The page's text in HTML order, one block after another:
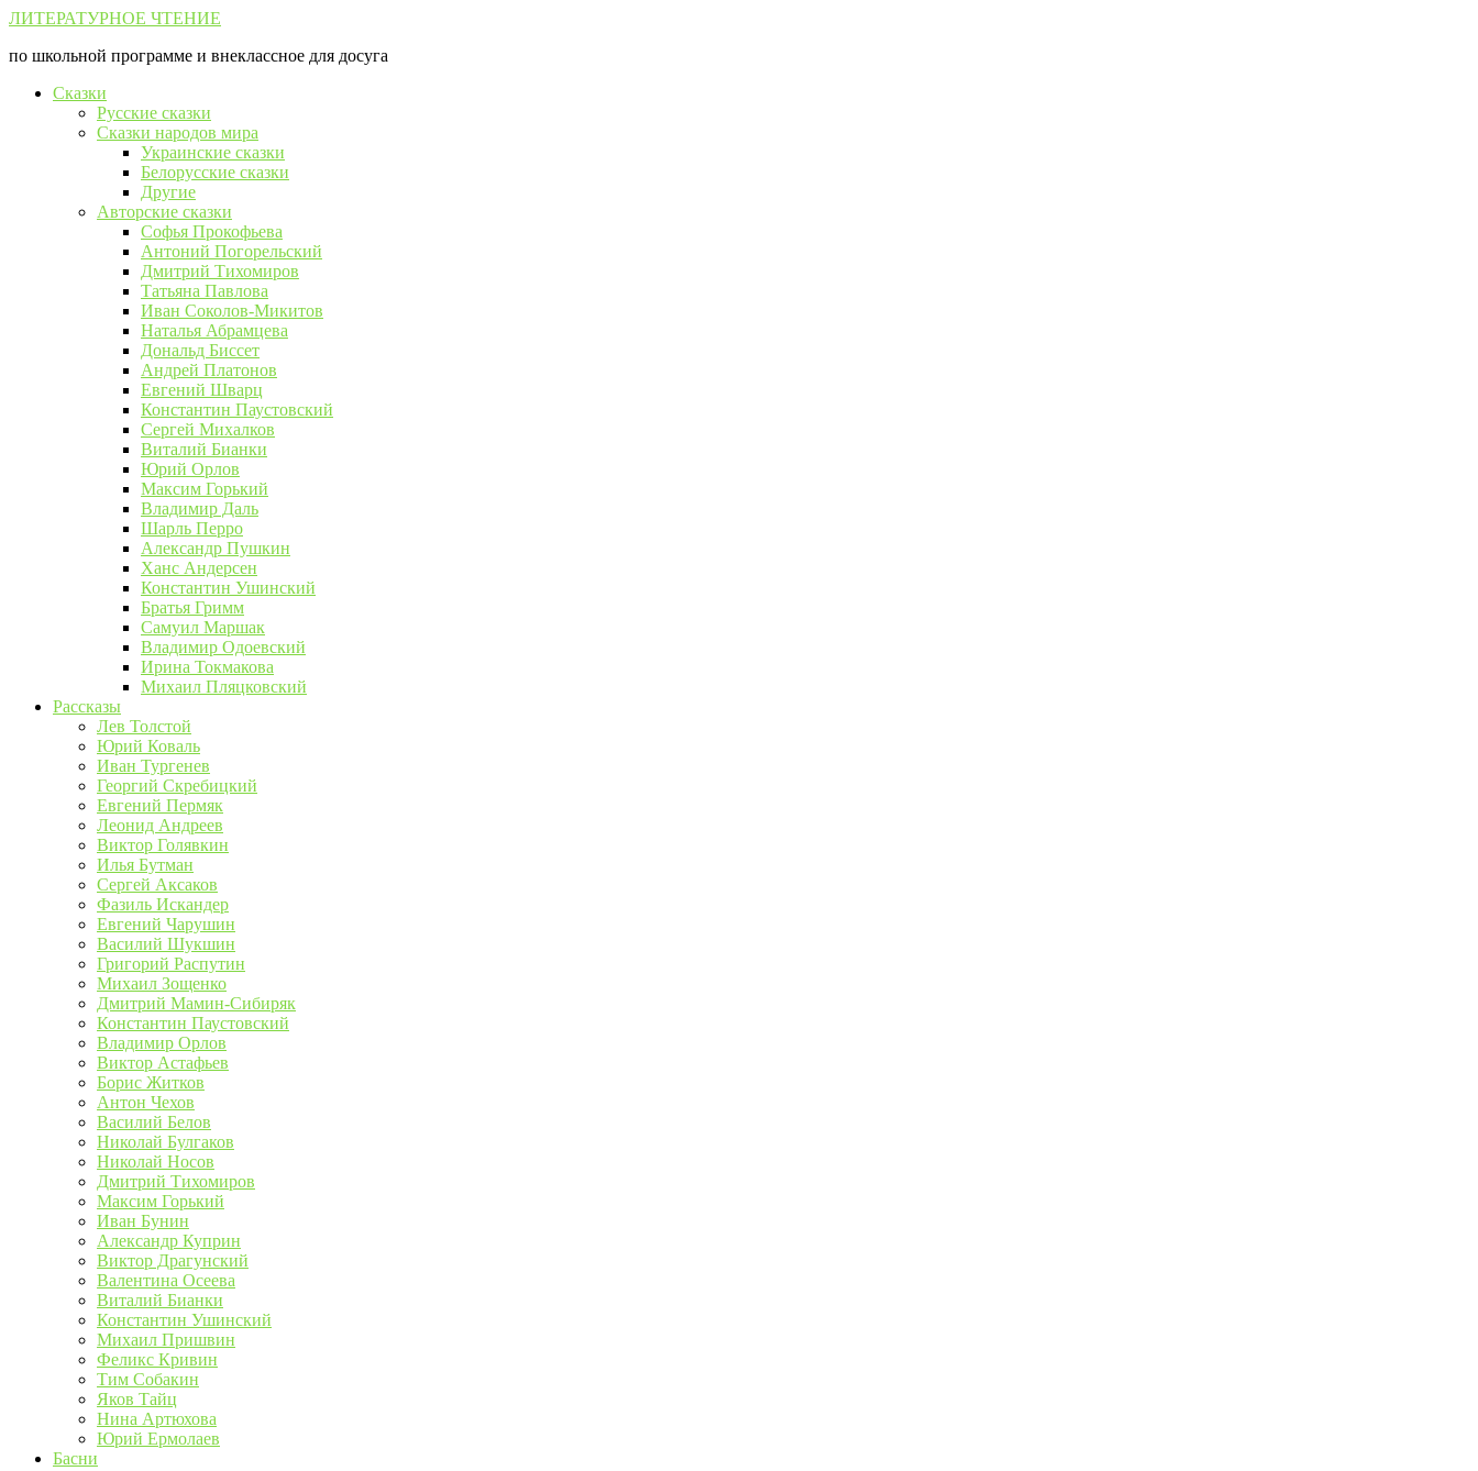
Перейти
контенту
ЛИТЕРАТУРНОЕ ЧТЕНИЕ
по школьной программе и внеклассное для досуга
Сказки
Русские сказки
Сказки народов мира
Украинские сказки
Белорусские сказки
Другие
Авторские сказки
Софья Прокофьева
Антоний Погорельский
Дмитрий Тихомиров
Татьяна Павлова
Иван Соколов-Микитов
Наталья Абрамцева
Дональд Биссет
Андрей Платонов
Евгений Шварц
Константин Паустовский
Сергей Михалков
Виталий Бианки
Юрий Орлов
Максим Горький
Владимир Даль
Шарль Перро
Александр Пушкин
Ханс Андерсен
Константин Ушинский
Братья Гримм
Самуил Маршак
Владимир Одоевский
Ирина Токмакова
Михаил Пляцковский
Рассказы
Лев Толстой
Юрий Коваль
Иван Тургенев
Георгий Скребицкий
Евгений Пермяк
Леонид Андреев
Виктор Голявкин
Илья Бутман
Сергей Аксаков
Фазиль Искандер
Евгений Чарушин
Василий Шукшин
Григорий Распутин
Михаил Зощенко
Дмитрий Мамин-Сибиряк
Константин Паустовский
Владимир Орлов
Виктор Астафьев
Борис Житков
Антон Чехов
Василий Белов
Николай Булгаков
Николай Носов
Дмитрий Тихомиров
Максим Горький
Иван Бунин
Александр Куприн
Виктор Драгунский
Валентина Осеева
Виталий Бианки
Константин Ушинский
Михаил Пришвин
Феликс Кривин
Тим Собакин
Яков Тайц
Нина Артюхова
Юрий Ермолаев
Басни